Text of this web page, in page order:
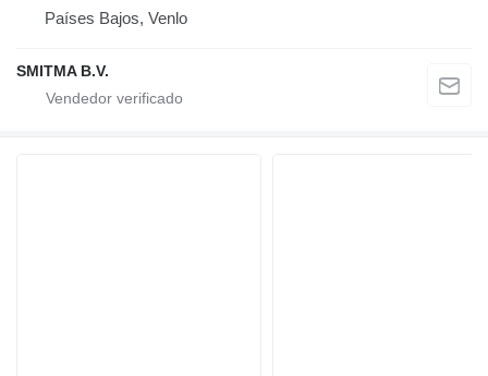
Países Bajos, Venlo
SMITMA B.V.